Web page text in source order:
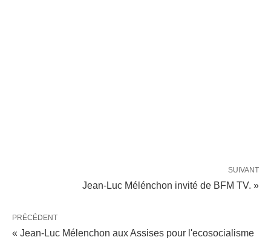
SUIVANT
Jean-Luc Mélénchon invité de BFM TV. »
PRÉCÉDENT
« Jean-Luc Mélenchon aux Assises pour l'ecosocialisme